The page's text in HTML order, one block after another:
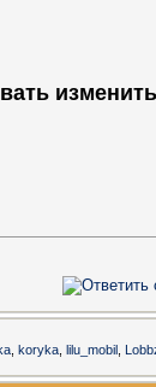
koryka lilu_mobil